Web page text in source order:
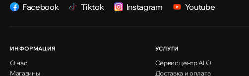
Facebook Tiktok Instagram Youtube
ИНФОРМАЦИЯ
О нас
Магазины
УСЛУГИ
Сервис центр ALO
Доставка и оплата